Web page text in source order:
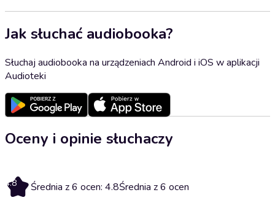
Jak słuchać audiobooka?
Słuchaj audiobooka na urządzeniach Android i iOS w aplikacji
Audioteki
Oceny i opinie słuchaczy
4.8 Średnia z 6 ocen: 4.8Średnia z 6 ocen